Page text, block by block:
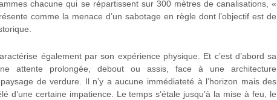
chacune qui se répartissent sur 300 mètres de canalisations, «
comme la menace d’un sabotage en règle dont l’objectif est de
également par son expérience physique. Et c’est d’abord sa
attente prolongée, debout ou assis, face à une architecture
de verdure. Il n’y a aucune immédiateté à l’horizon mais des
d’une certaine impatience. Le temps s’étale jusqu’à la mise à feu, le